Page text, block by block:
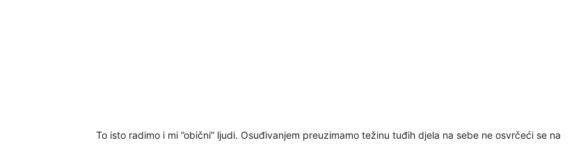
To isto radimo i mi ”obični” ljudi. Osuđivanjem preuzimamo težinu tuđih djela na sebe ne osvrčeći se na